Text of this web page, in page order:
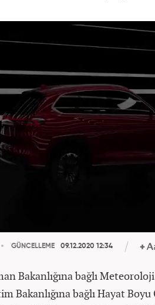
GÜNCELLEME 09.12.2020 12:34
Bakanlığına bağlı
Bakanlığına bağlı Hayat